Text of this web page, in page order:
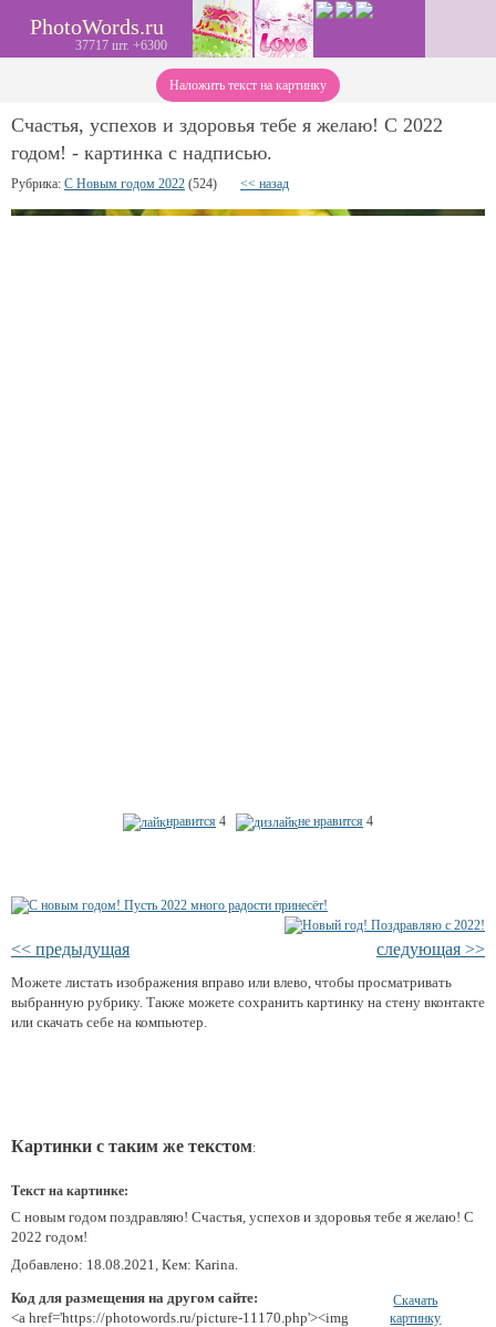
PhotoWords.ru
37717 шт. +6300
Наложить текст на картинку
Счастья, успехов и здоровья тебе я желаю! С 2022
годом! - картинка с надписью.
Рубрика: С Новым годом 2022 (524) << назад
нравится 4 не нравится 4
<< предыдущая следующая >>
Можете листать изображения вправо или влево, чтобы просматривать
выбранную рубрику. Также можете сохранить картинку на стену вконтакте
или скачать себе на компьютер.
Картинки с таким же текстом:
Текст на картинке:
С новым годом поздравляю! Счастья, успехов и здоровья тебе я желаю! С
2022 годом!
Добавлено: 18.08.2021, Кем: Karina.
Код для размещения на другом сайте:
<a href='https://photowords.ru/picture-11170.php'><img
Скачать
картинку